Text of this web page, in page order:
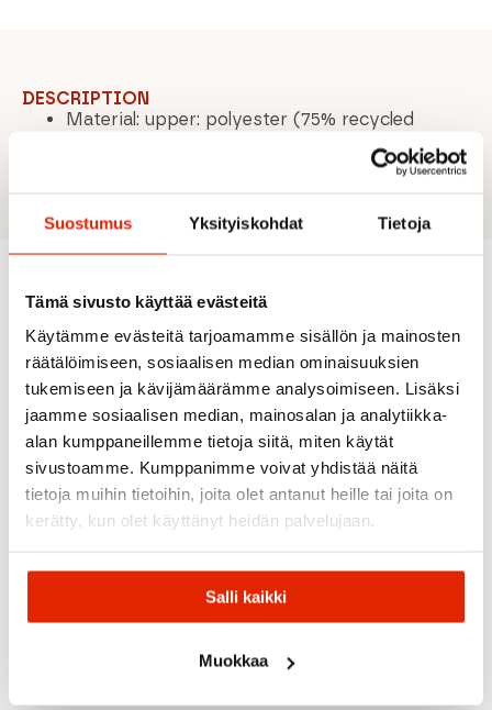
Suostumus Yksityiskohdat Tietoja
Tämä sivusto käyttää evästeitä
Käytämme evästeitä tarjoamamme sisällön ja mainosten
räätälöimiseen, sosiaalisen median ominaisuuksien
tukemiseen ja kävijämäärämme analysoimiseen. Lisäksi
jaamme sosiaalisen median, mainosalan ja analytiikka-
alan kumppaneillemme tietoja siitä, miten käytät
sivustoamme. Kumppanimme voivat yhdistää näitä
tietoja muihin tietoihin, joita olet antanut heille tai joita on
kerätty, kun olet käyttänyt heidän palvelujaan.
Salli kaikki
Muokkaa
DESCRIPTION
Material: upper: polyester (75% recycled
Recommended for you
SALE
Hoka
SALE
Challenger
SALE
X Ultra
360 Mid
Tex
Men's
Salomon
SALE
XA PRO
SALE
Merrell